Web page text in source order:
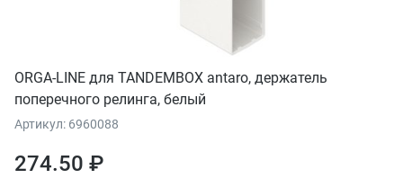
ORGA-LINE для TANDEMBOX antaro, держатель
поперечного релинга, белый
Артикул: 6960088
274.50 ₽